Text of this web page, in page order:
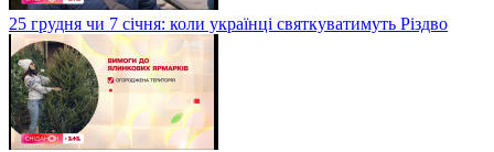
25 грудня чи 7 січня: коли українці святкуватимуть Різдво